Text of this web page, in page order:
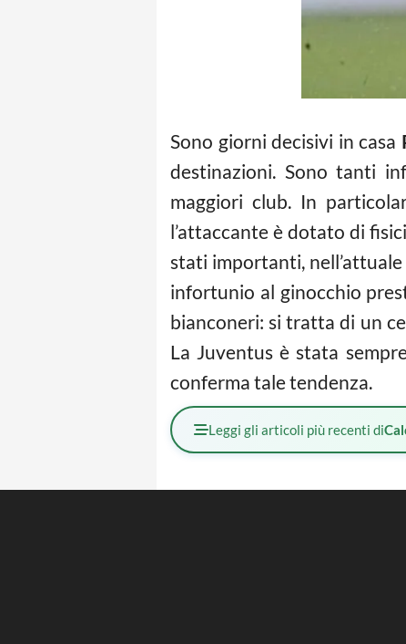
Sono giorni decisivi in casa
destinazioni. Sono tanti
maggiori club. In
l’attaccante è dotato di
stati importanti,
infortunio al ginocchio
bianconeri: si tratta di un
La Juventus è stata
conferma tale tendenza.
Leggi gli articoli più recenti di